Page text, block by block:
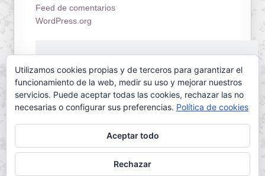
Feed de comentarios
WordPress.org
Servilletas Mallorca © 2026. All Rights Reserved.
Utilizamos cookies propias y de terceros para garantizar el
funcionamiento de la web, medir su uso y mejorar nuestros
servicios. Puede aceptar todas las cookies, rechazar las no
necesarias o configurar sus preferencias. Política de cookies
Aceptar todo
Rechazar